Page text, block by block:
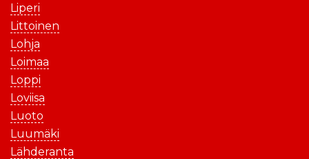
Liperi
Littoinen
Lohja
Loimaa
Loppi
Loviisa
Luoto
Luumäki
Lähderanta